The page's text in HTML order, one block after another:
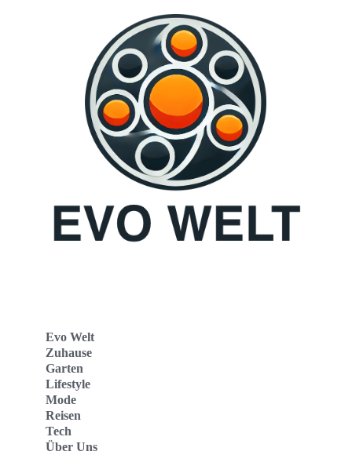
Evo Welt
Zuhause
Garten
Lifestyle
Mode
Reisen
Tech
Über Uns